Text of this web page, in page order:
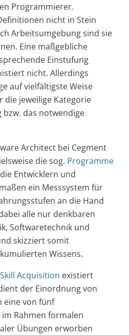
Programmierer.
nicht in Stein
Arbeitsumgebung sind sie
Eine maßgebliche
Einstufung
nicht. Allerdings
auf vielfältigste Weise
die jeweilige Kategorie
das notwendige
Architect bei Cegment
die sog. Programme
Entwicklern und
ein Messsystem für
an die Hand
alle nur denkbaren
Softwaretechnik und
skizziert somit
Wissens.
Acquisition existiert
der Einordnung von
eine von fünf
Rahmen formalen
Übungen erworben